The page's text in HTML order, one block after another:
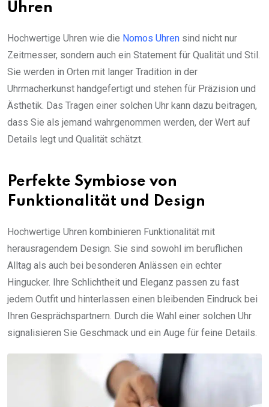
Uhren
Hochwertige Uhren wie die Nomos Uhren sind nicht nur
Zeitmesser, sondern auch ein Statement für Qualität und Stil.
Sie werden in Orten mit langer Tradition in der
Uhrmacherkunst handgefertigt und stehen für Präzision und
Ästhetik. Das Tragen einer solchen Uhr kann dazu beitragen,
dass Sie als jemand wahrgenommen werden, der Wert auf
Details legt und Qualität schätzt.
Perfekte Symbiose von
Funktionalität und Design
Hochwertige Uhren kombinieren Funktionalität mit
herausragendem Design. Sie sind sowohl im beruflichen
Alltag als auch bei besonderen Anlässen ein echter
Hingucker. Ihre Schlichtheit und Eleganz passen zu fast
jedem Outfit und hinterlassen einen bleibenden Eindruck bei
Ihren Gesprächspartnern. Durch die Wahl einer solchen Uhr
signalisieren Sie Geschmack und ein Auge für feine Details.